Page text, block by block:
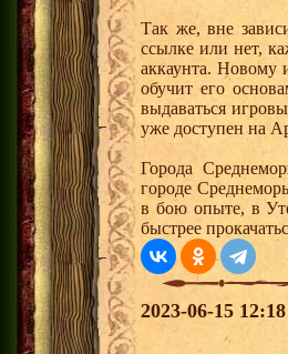
Так же, вне
ссылке или нет,
аккаунта. Новому
обучит его
выдаваться
уже доступен на
Города
городе
в бою опыте, в
быстрее
2023-06-15